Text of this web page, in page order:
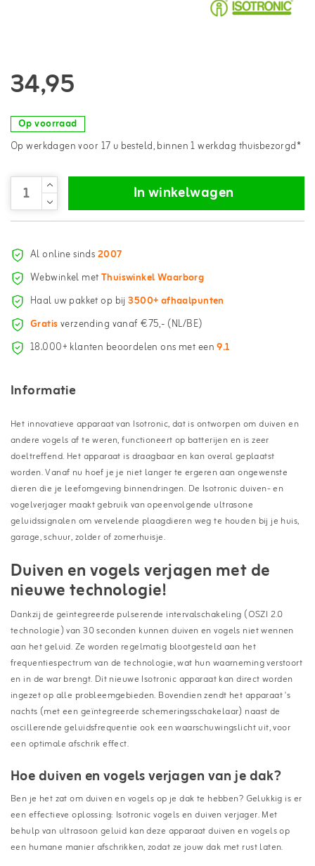
34,95
Op voorraad
Op werkdagen voor 17 u besteld, binnen 1 werkdag thuisbezorgd*
In winkelwagen
Al online sinds2007
Webwinkel metThuiswinkel Waarborg
Haal uw pakket op bij3500+ afhaalpunten
Gratisverzending vanaf €75,- (NL/BE)
18.000+ klanten beoordelen ons met een9.1
Informatie
Het innovatieve apparaat van Isotronic, dat is ontworpen om duiven en
andere vogels af te weren, functioneert op batterijen en is zeer
doeltreffend. Het apparaat is draagbaar en kan overal geplaatst
worden. Vanaf nu hoef je je niet langer te ergeren aan ongewenste
dieren die je leefomgeving binnendringen. De Isotronic duiven- en
vogelverjager maakt gebruik van opeenvolgende ultrasone
geluidssignalen om vervelende plaagdieren weg te houden bij je huis,
garage, schuur, zolder of zomerhuisje.
Duiven en vogels verjagen met de
nieuwe technologie!
Dankzij de geïntegreerde pulserende intervalschakeling (OSZI 2.0
technologie) van 30 seconden kunnen duiven en vogels niet wennen
aan het geluid. Ze worden regelmatig blootgesteld aan het
frequentiespectrum van de technologie, wat hun waarneming verstoort
en in de war brengt. Dit nieuwe Isotronic apparaat kan direct worden
ingezet op alle probleemgebieden. Bovendien zendt het apparaat 's
nachts (met een geïntegreerde schemeringsschakelaar) naast de
oscillerende geluidsfrequentie ook een waarschuwingslicht uit, voor
een optimale afschrik effect.
Hoe duiven en vogels verjagen van je dak?
Ben je het zat om duiven en vogels op je dak te hebben? Gelukkig is er
een effectieve oplossing: Isotronic vogels en duiven verjager. Met
behulp van ultrasoon geluid kan deze apparaat duiven en vogels op
een humane manier afschrikken, zodat ze jouw dak met rust laten.